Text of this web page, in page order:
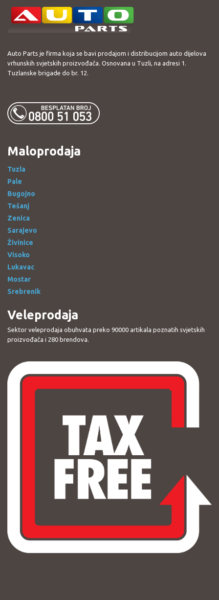
Auto Parts je firma koja se bavi prodajom i distribucijom auto dijelova
vrhunskih svjetskih proizvođača. Osnovana u Tuzli, na adresi 1.
Tuzlanske brigade do br. 12.
Maloprodaja
Tuzla
Pale
Bugojno
Tešanj
Zenica
Sarajevo
Živinice
Visoko
Lukavac
Mostar
Srebrenik
Veleprodaja
Sektor veleprodaja obuhvata preko 90000 artikala poznatih svjetskih
proizvođača i 280 brendova.